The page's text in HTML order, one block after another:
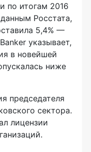
по итогам 2016
Росстата,
5,4% —
указывает,
в новейшей
ниже
председателя
сектора.
лицензии